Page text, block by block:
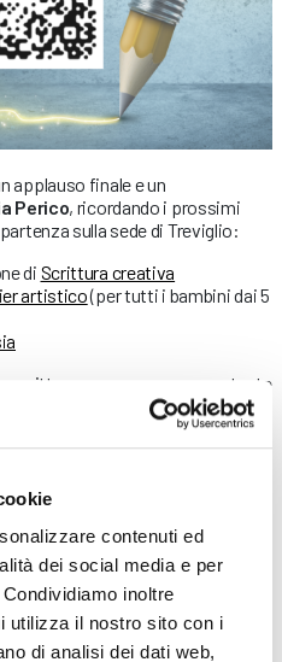
contenuti ed
dei social media e per
inoltre
utilizza il nostro sito con i
di analisi dei dati web,
applauso finale e un
Perico, ricordando i prossimi
sulla sede di Treviglio:
di Scrittura creativa
artistico(per tutti i bambini dai 5
scrittura possa essere un potente
creatività e condivisione,
nelle prossime edizioni dei corsi